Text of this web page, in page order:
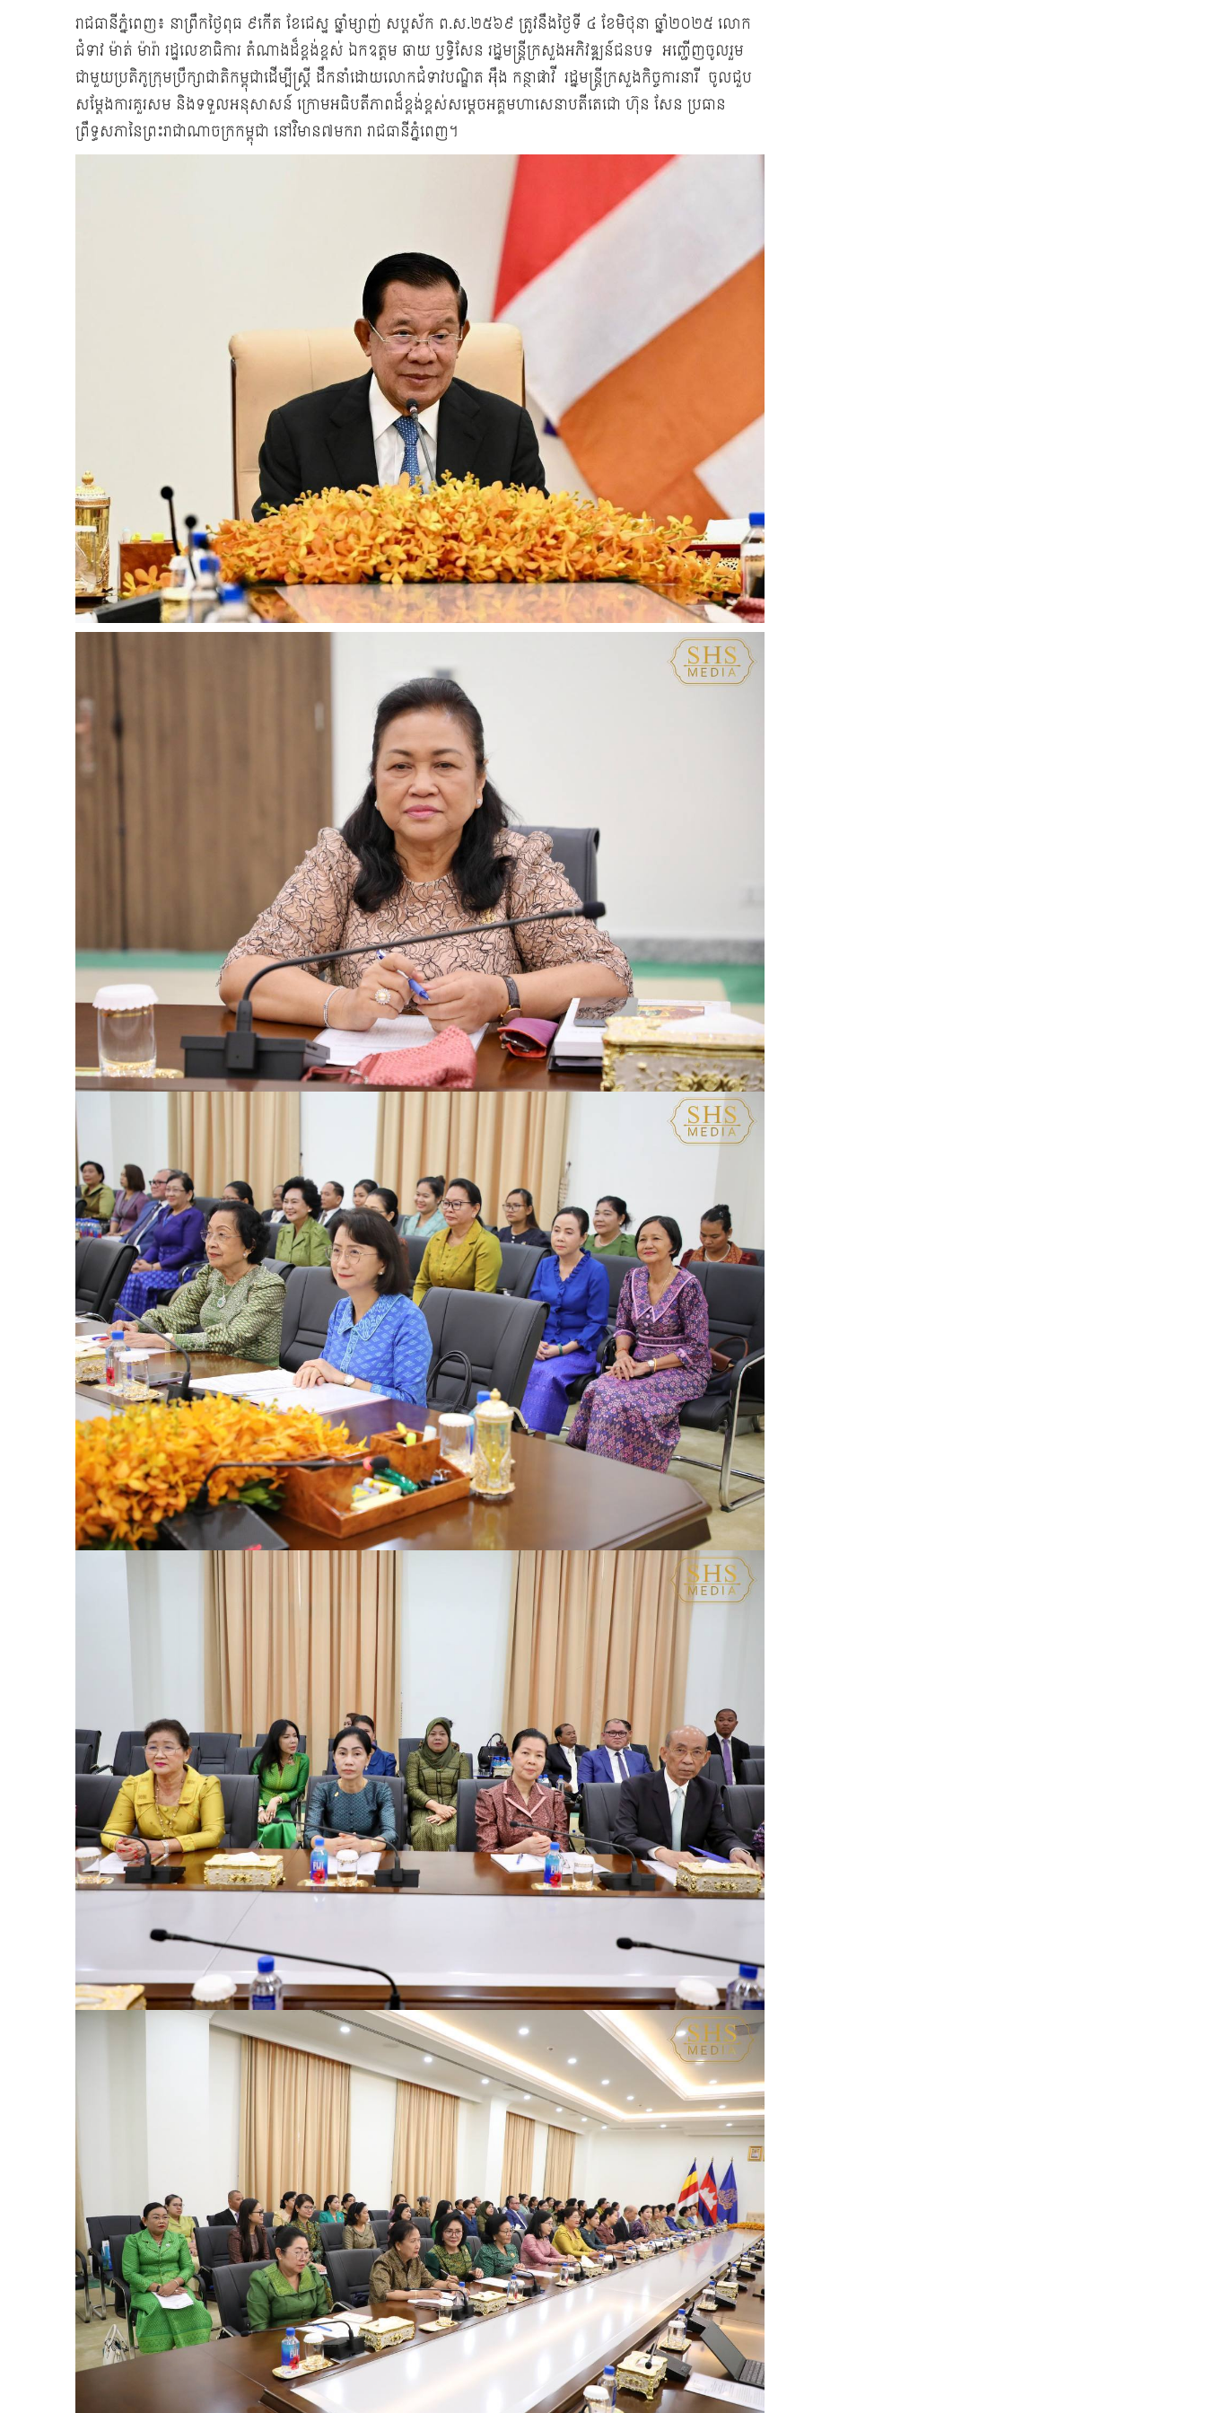
រាជធានីភ្នំពេញ៖ នាព្រឹកថ្ងៃពុធ ៩កើត ខែជេស្ឋ ឆ្នាំម្សាញ់ សប្ដស័ក ព.ស.២៥៦៩ ត្រូវនឹងថ្ងៃទី ៤ ខែមិថុនា ឆ្នាំ២០២៥ លោក
ជំទាវ ម៉ាត់ ម៉ារ៉ា រដ្ឋលេខាធិការ តំណាងដ៏ខ្ពង់ខ្ពស់ ឯកឧត្តម ឆាយ ឫទ្ធិសែន រដ្នមន្ត្រីក្រសួងអភិវឌ្ឍន៍ជនបទ អញ្ជើញចូលរួម
ជាមួយប្រតិភូក្រុមប្រឹក្សាជាតិកម្ពុជាដើម្បីស្ត្រី ដឹកនាំដោយលោកជំទាវបណ្ឌិត អ៊ឹង កន្ថាផាវី រដ្នមន្ត្រីក្រសួងកិច្ចការនារី ចូលជួប
សម្តែងការគួរសម និងទទួលអនុសាសន៍ ក្រោមអធិបតីភាពដ៏ខ្ពង់ខ្ពស់សម្ដេចអគ្គមហាសេនាបតីតេជោ ហ៊ុន សែន ប្រធាន
ព្រឹទ្ធសភានៃព្រះរាជាណាចក្រកម្ពុជា នៅវិមាន៧មករា រាជធានីភ្នំពេញ។